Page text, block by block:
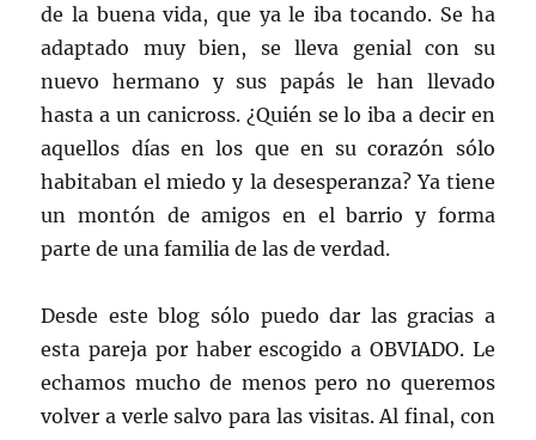
de la buena vida, que ya le iba tocando. Se ha
adaptado muy bien, se lleva genial con su
nuevo hermano y sus papás le han llevado
hasta a un canicross. ¿Quién se lo iba a decir en
aquellos días en los que en su corazón sólo
habitaban el miedo y la desesperanza? Ya tiene
un montón de amigos en el barrio y forma
parte de una familia de las de verdad.
Desde este blog sólo puedo dar las gracias a
esta pareja por haber escogido a OBVIADO. Le
echamos mucho de menos pero no queremos
volver a verle salvo para las visitas. Al final, con